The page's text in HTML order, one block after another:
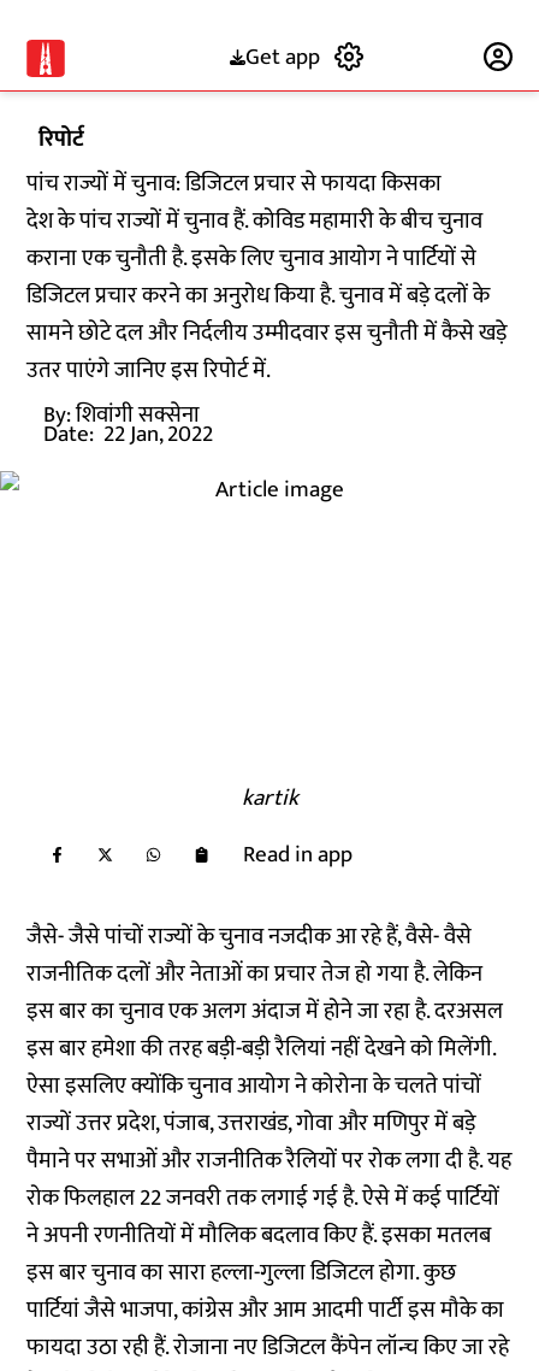
Get app
रिपोर्ट
पांच राज्यों में चुनाव: डिजिटल प्रचार से फायदा किसका
देश के पांच राज्यों में चुनाव हैं. कोविड महामारी के बीच चुनाव
कराना एक चुनौती है. इसके लिए चुनाव आयोग ने पार्टियों से
डिजिटल प्रचार करने का अनुरोध किया है. चुनाव में बड़े दलों के
सामने छोटे दल और निर्दलीय उम्मीदवार इस चुनौती में कैसे खड़े
उतर पाएंगे जानिए इस रिपोर्ट में.
By:शिवांगी सक्सेना
Date: 22 Jan, 2022
kartik
Read in app
जैसे- जैसे पांचों राज्यों के चुनाव नजदीक आ रहे हैं, वैसे- वैसे
राजनीतिक दलों और नेताओं का प्रचार तेज हो गया है. लेकिन
इस बार का चुनाव एक अलग अंदाज में होने जा रहा है. दरअसल
इस बार हमेशा की तरह बड़ी-बड़ी रैलियां नहीं देखने को मिलेंगी.
ऐसा इसलिए क्योंकि चुनाव आयोग ने कोरोना के चलते पांचों
राज्यों उत्तर प्रदेश, पंजाब, उत्तराखंड, गोवा और मणिपुर में बड़े
पैमाने पर सभाओं और राजनीतिक रैलियों पर रोक लगा दी है. यह
रोक फिलहाल 22 जनवरी तक लगाई गई है. ऐसे में कई पार्टियों
ने अपनी रणनीतियों में मौलिक बदलाव किए हैं. इसका मतलब
इस बार चुनाव का सारा हल्ला-गुल्ला डिजिटल होगा. कुछ
पार्टियां जैसे भाजपा, कांग्रेस और आम आदमी पार्टी इस मौके का
फायदा उठा रही हैं. रोजाना नए डिजिटल कैंपेन लॉन्च किए जा रहे